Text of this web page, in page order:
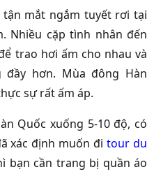
mắt ngắm tuyết rơi tại
Nhiều cặp tình nhân đến
trao hơi ấm cho nhau và
hơn. Mùa đông Hàn
sự rất ấm áp.
Quốc xuống 5-10 độ, có
xác định muốn đitour du
bạn cần trang bị quần áo